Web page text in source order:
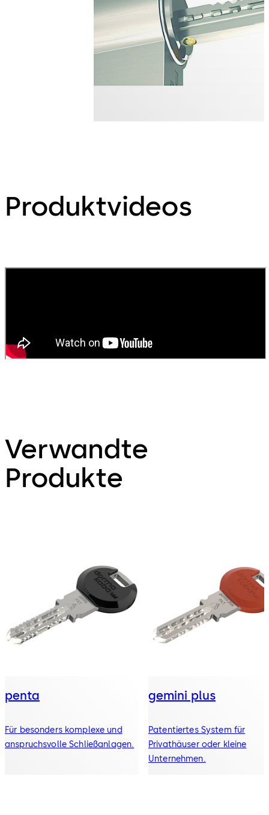
Produktvideos
Verwandte
Produkte
penta
Für besonders komplexe und
anspruchsvolle Schließanlagen.
gemini plus
Patentiertes System für
Privathäuser oder kleine
Unternehmen.